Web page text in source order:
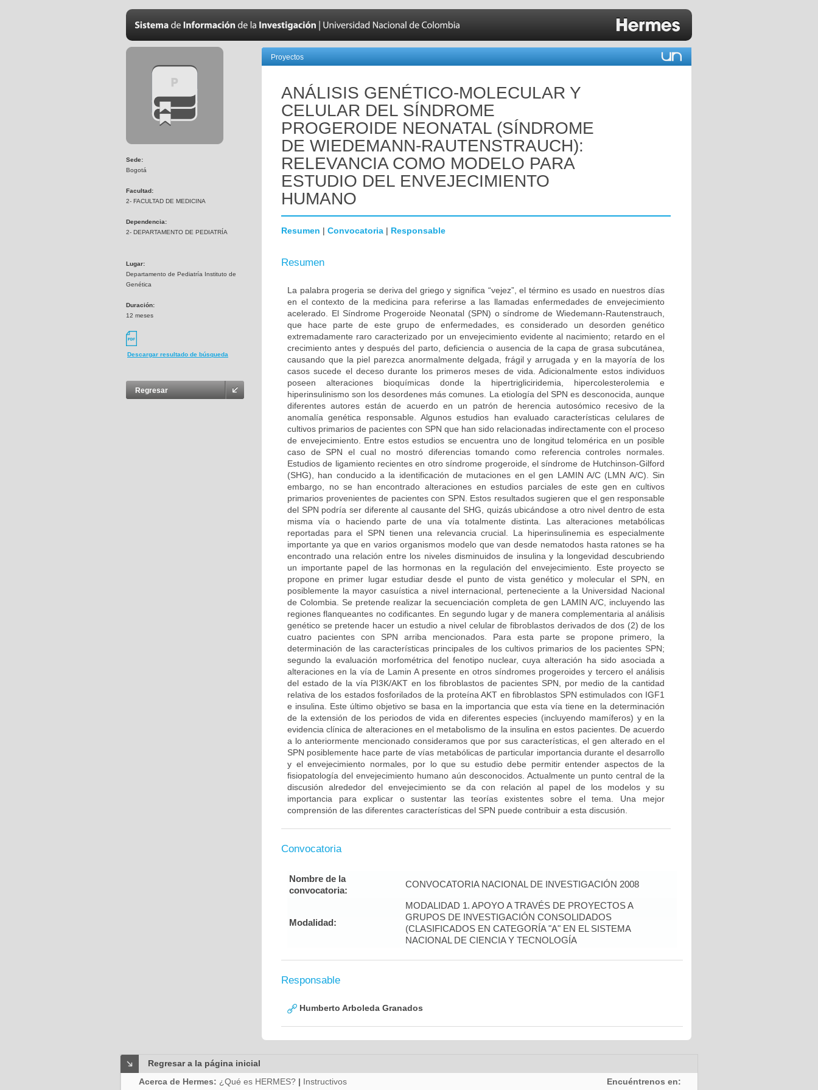
Sede:
Bogotá
Facultad:
2- FACULTAD DE MEDICINA
Dependencia:
2- DEPARTAMENTO DE PEDIATRÍA
Lugar:
Departamento de Pediatría Instituto de
Genética
Duración:
12 meses
Descargar resultado de búsqueda
Regresar
Proyectos
ANÁLISIS GENÉTICO-MOLECULAR Y
CELULAR DEL SÍNDROME
PROGEROIDE NEONATAL (SÍNDROME
DE WIEDEMANN-RAUTENSTRAUCH):
RELEVANCIA COMO MODELO PARA
ESTUDIO DEL ENVEJECIMIENTO
HUMANO
Resumen | Convocatoria | Responsable
Resumen
La palabra progeria se deriva del griego y significa “vejez”, el término es usado en nuestros días
en el contexto de la medicina para referirse a las llamadas enfermedades de envejecimiento
acelerado. El Síndrome Progeroide Neonatal (SPN) o síndrome de Wiedemann-Rautenstrauch,
que hace parte de este grupo de enfermedades, es considerado un desorden genético
extremadamente raro caracterizado por un envejecimiento evidente al nacimiento; retardo en el
crecimiento antes y después del parto, deficiencia o ausencia de la capa de grasa subcutánea,
causando que la piel parezca anormalmente delgada, frágil y arrugada y en la mayoría de los
casos sucede el deceso durante los primeros meses de vida. Adicionalmente estos individuos
poseen alteraciones bioquímicas donde la hipertrigliciridemia, hipercolesterolemia e
hiperinsulinismo son los desordenes más comunes. La etiología del SPN es desconocida, aunque
diferentes autores están de acuerdo en un patrón de herencia autosómico recesivo de la
anomalía genética responsable. Algunos estudios han evaluado características celulares de
cultivos primarios de pacientes con SPN que han sido relacionadas indirectamente con el proceso
de envejecimiento. Entre estos estudios se encuentra uno de longitud telomérica en un posible
caso de SPN el cual no mostró diferencias tomando como referencia controles normales.
Estudios de ligamiento recientes en otro síndrome progeroide, el síndrome de Hutchinson-Gilford
(SHG), han conducido a la identificación de mutaciones en el gen LAMIN A/C (LMN A/C). Sin
embargo, no se han encontrado alteraciones en estudios parciales de este gen en cultivos
primarios provenientes de pacientes con SPN. Estos resultados sugieren que el gen responsable
del SPN podría ser diferente al causante del SHG, quizás ubicándose a otro nivel dentro de esta
misma vía o haciendo parte de una vía totalmente distinta. Las alteraciones metabólicas
reportadas para el SPN tienen una relevancia crucial. La hiperinsulinemia es especialmente
importante ya que en varios organismos modelo que van desde nematodos hasta ratones se ha
encontrado una relación entre los niveles disminuidos de insulina y la longevidad descubriendo
un importante papel de las hormonas en la regulación del envejecimiento. Este proyecto se
propone en primer lugar estudiar desde el punto de vista genético y molecular el SPN, en
posiblemente la mayor casuística a nivel internacional, perteneciente a la Universidad Nacional
de Colombia. Se pretende realizar la secuenciación completa de gen LAMIN A/C, incluyendo las
regiones flanqueantes no codificantes. En segundo lugar y de manera complementaria al análisis
genético se pretende hacer un estudio a nivel celular de fibroblastos derivados de dos (2) de los
cuatro pacientes con SPN arriba mencionados. Para esta parte se propone primero, la
determinación de las características principales de los cultivos primarios de los pacientes SPN;
segundo la evaluación morfométrica del fenotipo nuclear, cuya alteración ha sido asociada a
alteraciones en la vía de Lamin A presente en otros síndromes progeroides y tercero el análisis
del estado de la vía PI3K/AKT en los fibroblastos de pacientes SPN, por medio de la cantidad
relativa de los estados fosforilados de la proteína AKT en fibroblastos SPN estimulados con IGF1
e insulina. Este último objetivo se basa en la importancia que esta vía tiene en la determinación
de la extensión de los periodos de vida en diferentes especies (incluyendo mamíferos) y en la
evidencia clínica de alteraciones en el metabolismo de la insulina en estos pacientes. De acuerdo
a lo anteriormente mencionado consideramos que por sus características, el gen alterado en el
SPN posiblemente hace parte de vías metabólicas de particular importancia durante el desarrollo
y el envejecimiento normales, por lo que su estudio debe permitir entender aspectos de la
fisiopatología del envejecimiento humano aún desconocidos. Actualmente un punto central de la
discusión alrededor del envejecimiento se da con relación al papel de los modelos y su
importancia para explicar o sustentar las teorías existentes sobre el tema. Una mejor
comprensión de las diferentes características del SPN puede contribuir a esta discusión.
Convocatoria
Nombre de la
convocatoria:
CONVOCATORIA NACIONAL DE INVESTIGACIÓN 2008
Modalidad:
MODALIDAD 1. APOYO A TRAVÉS DE PROYECTOS A
GRUPOS DE INVESTIGACIÓN CONSOLIDADOS
(CLASIFICADOS EN CATEGORÍA "A" EN EL SISTEMA
NACIONAL DE CIENCIA Y TECNOLOGÍA
Responsable
Humberto Arboleda Granados
Regresar a la página inicial
Acerca de Hermes: ¿Qué es HERMES? | Instructivos Encuéntrenos en: